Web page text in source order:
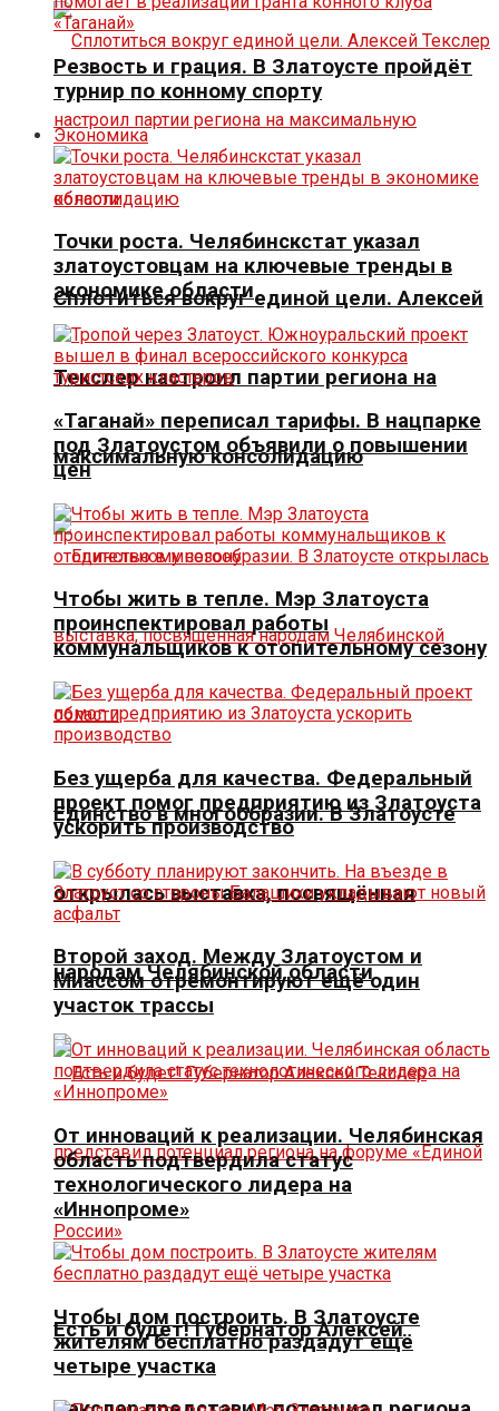
Сплотиться вокруг единой цели. Алексей
Текслер настроил партии региона на
максимальную консолидацию
Единство в многообразии. В Златоусте
открылась выставка, посвящённая
народам Челябинской области
Есть и будет! Губернатор Алексей
Резвость и грация. В Златоусте пройдёт
турнир по конному спорту
Экономика
Точки роста. Челябинскстат указал
златоустовцам на ключевые тренды в
экономике области
«Таганай» переписал тарифы. В нацпарке
под Златоустом объявили о повышении
цен
Чтобы жить в тепле. Мэр Златоуста
проинспектировал работы
коммунальщиков к отопительному сезону
Без ущерба для качества. Федеральный
проект помог предприятию из Златоуста
ускорить производство
Второй заход. Между Златоустом и
Миассом отремонтируют ещё один
участок трассы
От инноваций к реализации. Челябинская
область подтвердила статус
технологического лидера на
«Иннопроме»
Чтобы дом построить. В Златоусте
жителям бесплатно раздадут ещё
четыре участка